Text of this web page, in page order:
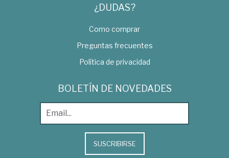
¿DUDAS?
Como comprar
Preguntas frecuentes
Política de privacidad
BOLETÍN DE NOVEDADES
SUSCRIBIRSE